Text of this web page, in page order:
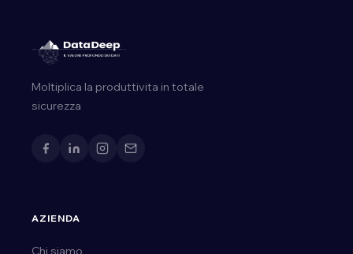
Moltiplica la produttivita in totale
sicurezza
AZIENDA
Chi siamo